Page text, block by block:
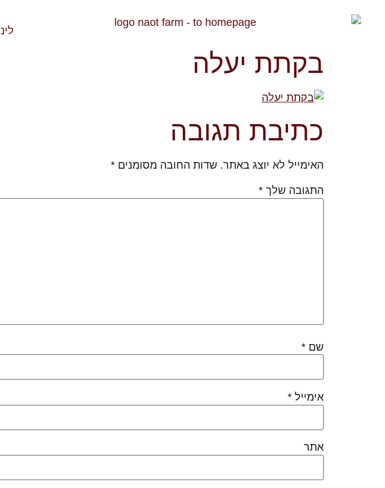
בקתת יעלה
כתיבת תגובה
האימייל לא יוצג באתר. שדות החובה מסומנים *
התגובה שלך *
שם *
אימייל *
אתר